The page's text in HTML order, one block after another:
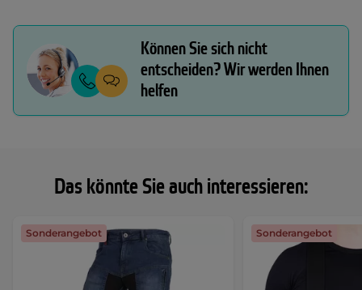
Das könnte Sie auch interessieren:
Sonderangebot Sonderangebot
Können Sie sich nicht
entscheiden? Wir werden Ihnen
helfen